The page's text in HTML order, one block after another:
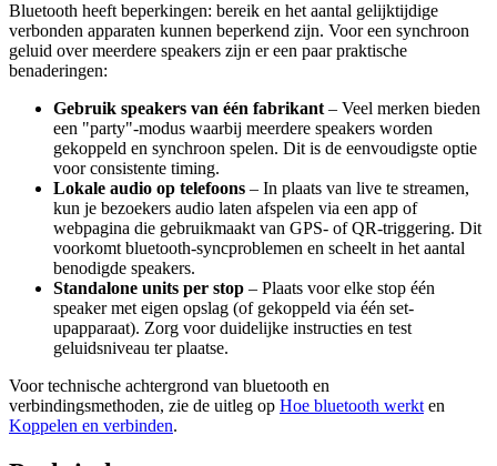
Bluetooth heeft beperkingen: bereik en het aantal gelijktijdige
verbonden apparaten kunnen beperkend zijn. Voor een synchroon
geluid over meerdere speakers zijn er een paar praktische
benaderingen:
Gebruik speakers van één fabrikant – Veel merken bieden
een "party"-modus waarbij meerdere speakers worden
gekoppeld en synchroon spelen. Dit is de eenvoudigste optie
voor consistente timing.
Lokale audio op telefoons – In plaats van live te streamen,
kun je bezoekers audio laten afspelen via een app of
webpagina die gebruikmaakt van GPS- of QR-triggering. Dit
voorkomt bluetooth-syncproblemen en scheelt in het aantal
benodigde speakers.
Standalone units per stop – Plaats voor elke stop één
speaker met eigen opslag (of gekoppeld via één set-
upapparaat). Zorg voor duidelijke instructies en test
geluidsniveau ter plaatse.
Voor technische achtergrond van bluetooth en
verbindingsmethoden, zie de uitleg op Hoe bluetooth werkt en
Koppelen en verbinden.